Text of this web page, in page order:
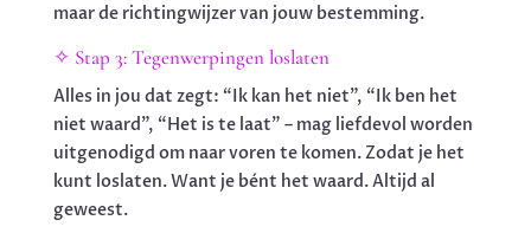
maar de richtingwijzer van jouw bestemming.
✧ Stap 3: Tegenwerpingen loslaten
Alles in jou dat zegt: “Ik kan het niet”, “Ik ben het
niet waard”, “Het is te laat” – mag liefdevol worden
uitgenodigd om naar voren te komen. Zodat je het
kunt loslaten. Want je bént het waard. Altijd al
geweest.